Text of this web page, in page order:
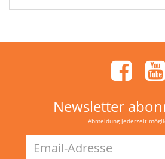
Newsletter
Abmeldung jederzeit
Adresse